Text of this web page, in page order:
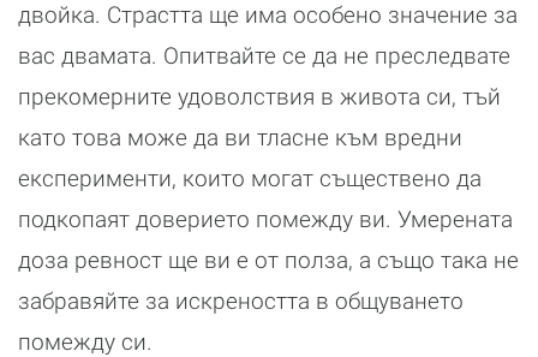
двойка. Страстта ще има особено значение за
вас двамата. Опитвайте се да не преследвате
прекомерните удоволствия в живота си, тъй
като това може да ви тласне към вредни
експерименти, които могат съществено да
подкопаят доверието помежду ви. Умерената
доза ревност ще ви е от полза, а също така не
забравяйте за искреността в общуването
помежду си.